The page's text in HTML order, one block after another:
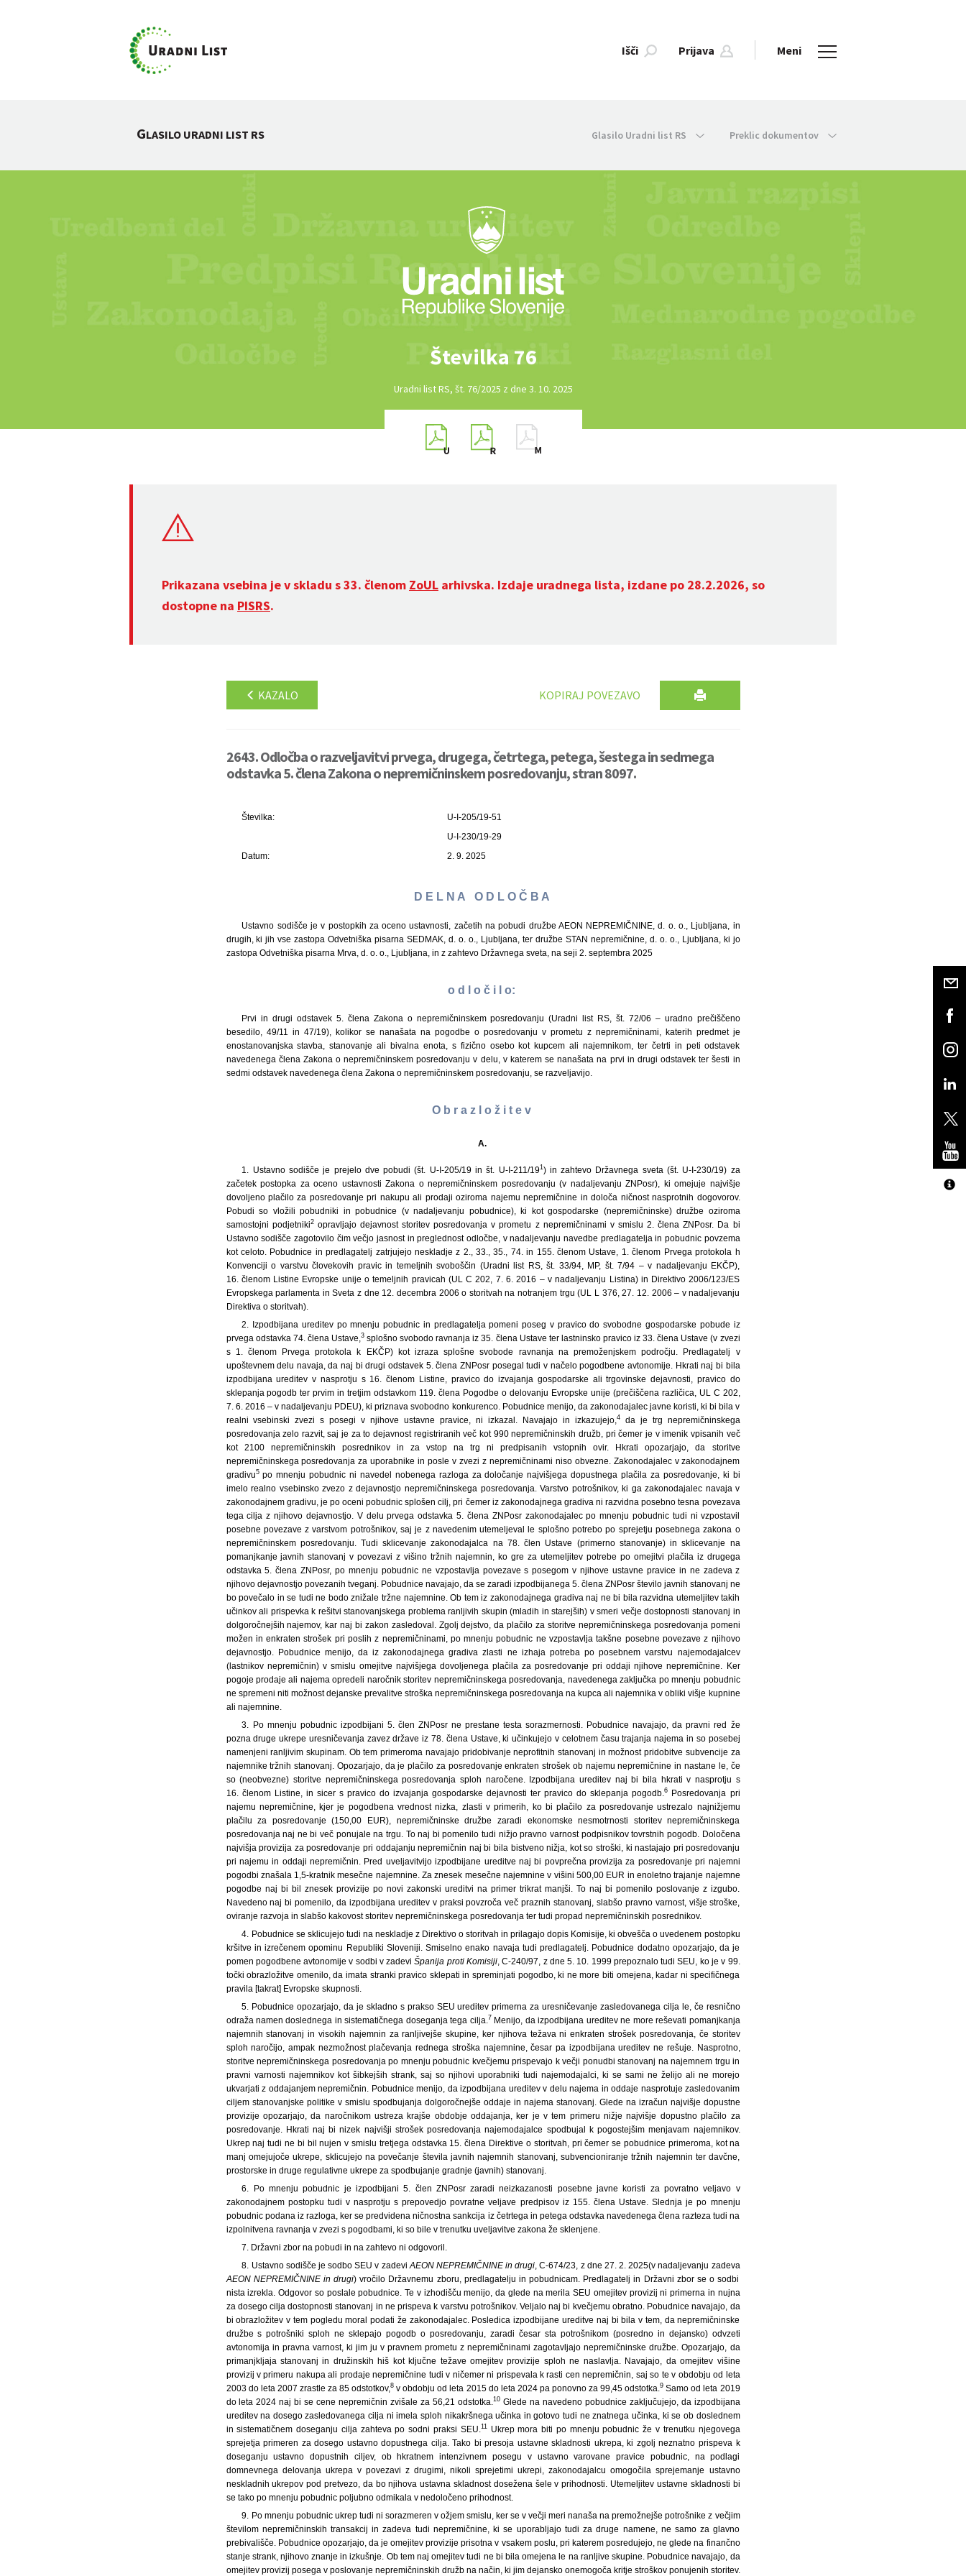
Išči Prijava Meni
GLASILO URADNI LIST RS Glasilo Uradni list RS Preklic dokumentov
Številka 76
Uradni list RS, št. 76/2025 z dne 3. 10. 2025
Prikazana vsebina je v skladu s 33. členom ZoUL arhivska. Izdaje uradnega lista, izdane po 28.2.2026, so
dostopne na PISRS.
KAZALO KOPIRAJ POVEZAVO
2643. Odločba o razveljavitvi prvega, drugega, četrtega, petega, šestega in sedmega
odstavka 5. člena Zakona o nepremičninskem posredovanju, stran 8097.
Številka:
U-I-205/19-51
U-I-230/19-29
Datum:
2. 9. 2025
D E L N A O D L O Č B A
Ustavno sodišče je v postopkih za oceno ustavnosti, začetih na pobudi družbe AEON NEPREMIČNINE, d. o. o., Ljubljana, in
drugih, ki jih vse zastopa Odvetniška pisarna SEDMAK, d. o. o., Ljubljana, ter družbe STAN nepremičnine, d. o. o., Ljubljana, ki jo
zastopa Odvetniška pisarna Mrva, d. o. o., Ljubljana, in z zahtevo Državnega sveta, na seji 2. septembra 2025
o d l o č i l o:
Prvi in drugi odstavek 5. člena Zakona o nepremičninskem posredovanju (Uradni list RS, št. 72/06 – uradno prečiščeno
besedilo, 49/11 in 47/19), kolikor se nanašata na pogodbe o posredovanju v prometu z nepremičninami, katerih predmet je
enostanovanjska stavba, stanovanje ali bivalna enota, s fizično osebo kot kupcem ali najemnikom, ter četrti in peti odstavek
navedenega člena Zakona o nepremičninskem posredovanju v delu, v katerem se nanašata na prvi in drugi odstavek ter šesti in
sedmi odstavek navedenega člena Zakona o nepremičninskem posredovanju, se razveljavijo.
O b r a z l o ž i t e v
A.
1. Ustavno sodišče je prejelo dve pobudi (št. U-I-205/19 in št. U-I-211/191) in zahtevo Državnega sveta (št. U-I-230/19) za
začetek postopka za oceno ustavnosti Zakona o nepremičninskem posredovanju (v nadaljevanju ZNPosr), ki omejuje najvišje
dovoljeno plačilo za posredovanje pri nakupu ali prodaji oziroma najemu nepremičnine in določa ničnost nasprotnih dogovorov.
Pobudi so vložili pobudniki in pobudnice (v nadaljevanju pobudnice), ki kot gospodarske (nepremičninske) družbe oziroma
samostojni podjetniki2opravljajo dejavnost storitev posredovanja v prometu z nepremičninami v smislu 2. člena ZNPosr. Da bi
Ustavno sodišče zagotovilo čim večjo jasnost in preglednost odločbe, v nadaljevanju navedbe predlagatelja in pobudnic povzema
kot celoto. Pobudnice in predlagatelj zatrjujejo neskladje z 2., 33., 35., 74. in 155. členom Ustave, 1. členom Prvega protokola h
Konvenciji o varstvu človekovih pravic in temeljnih svoboščin (Uradni list RS, št. 33/94, MP, št. 7/94 – v nadaljevanju EKČP),
16. členom Listine Evropske unije o temeljnih pravicah (UL C 202, 7. 6. 2016 – v nadaljevanju Listina) in Direktivo 2006/123/ES
Evropskega parlamenta in Sveta z dne 12. decembra 2006 o storitvah na notranjem trgu (UL L 376, 27. 12. 2006 – v nadaljevanju
Direktiva o storitvah).
2. Izpodbijana ureditev po mnenju pobudnic in predlagatelja pomeni poseg v pravico do svobodne gospodarske pobude iz
prvega odstavka 74. člena Ustave, 3splošno svobodo ravnanja iz 35. člena Ustave ter lastninsko pravico iz 33. člena Ustave (v zvezi
s 1. členom Prvega protokola k EKČP) kot izraza splošne svobode ravnanja na premoženjskem področju. Predlagatelj v
upoštevnem delu navaja, da naj bi drugi odstavek 5. člena ZNPosr posegal tudi v načelo pogodbene avtonomije. Hkrati naj bi bila
izpodbijana ureditev v nasprotju s 16. členom Listine, pravico do izvajanja gospodarske ali trgovinske dejavnosti, pravico do
sklepanja pogodb ter prvim in tretjim odstavkom 119. člena Pogodbe o delovanju Evropske unije (prečiščena različica, UL C 202,
7. 6. 2016 – v nadaljevanju PDEU), ki priznava svobodno konkurenco. Pobudnice menijo, da zakonodajalec javne koristi, ki bi bila v
realni vsebinski zvezi s posegi v njihove ustavne pravice, ni izkazal. Navajajo in izkazujejo, 4da je trg nepremičninskega
posredovanja zelo razvit, saj je za to dejavnost registriranih več kot 990 nepremičninskih družb, pri čemer je v imenik vpisanih več
kot 2100 nepremičninskih posrednikov in za vstop na trg ni predpisanih vstopnih ovir. Hkrati opozarjajo, da storitve
nepremičninskega posredovanja za uporabnike in posle v zvezi z nepremičninami niso obvezne. Zakonodajalec v zakonodajnem
gradivu5po mnenju pobudnic ni navedel nobenega razloga za določanje najvišjega dopustnega plačila za posredovanje, ki bi
imelo realno vsebinsko zvezo z dejavnostjo nepremičninskega posredovanja. Varstvo potrošnikov, ki ga zakonodajalec navaja v
zakonodajnem gradivu, je po oceni pobudnic splošen cilj, pri čemer iz zakonodajnega gradiva ni razvidna posebno tesna povezava
tega cilja z njihovo dejavnostjo. V delu prvega odstavka 5. člena ZNPosr zakonodajalec po mnenju pobudnic tudi ni vzpostavil
posebne povezave z varstvom potrošnikov, saj je z navedenim utemeljeval le splošno potrebo po sprejetju posebnega zakona o
nepremičninskem posredovanju. Tudi sklicevanje zakonodajalca na 78. člen Ustave (primerno stanovanje) in sklicevanje na
pomanjkanje javnih stanovanj v povezavi z višino tržnih najemnin, ko gre za utemeljitev potrebe po omejitvi plačila iz drugega
odstavka 5. člena ZNPosr, po mnenju pobudnic ne vzpostavlja povezave s posegom v njihove ustavne pravice in ne zadeva z
njihovo dejavnostjo povezanih tveganj. Pobudnice navajajo, da se zaradi izpodbijanega 5. člena ZNPosr število javnih stanovanj ne
bo povečalo in se tudi ne bodo znižale tržne najemnine. Ob tem iz zakonodajnega gradiva naj ne bi bila razvidna utemeljitev takih
učinkov ali prispevka k rešitvi stanovanjskega problema ranljivih skupin (mladih in starejših) v smeri večje dostopnosti stanovanj in
dolgoročnejših najemov, kar naj bi zakon zasledoval. Zgolj dejstvo, da plačilo za storitve nepremičninskega posredovanja pomeni
možen in enkraten strošek pri poslih z nepremičninami, po mnenju pobudnic ne vzpostavlja takšne posebne povezave z njihovo
dejavnostjo. Pobudnice menijo, da iz zakonodajnega gradiva zlasti ne izhaja potreba po posebnem varstvu najemodajalcev
(lastnikov nepremičnin) v smislu omejitve najvišjega dovoljenega plačila za posredovanje pri oddaji njihove nepremičnine. Ker
pogoje prodaje ali najema opredeli naročnik storitev nepremičninskega posredovanja, navedenega zaključka po mnenju pobudnic
ne spremeni niti možnost dejanske prevalitve stroška nepremičninskega posredovanja na kupca ali najemnika v obliki višje kupnine
ali najemnine.
3. Po mnenju pobudnic izpodbijani 5. člen ZNPosr ne prestane testa sorazmernosti. Pobudnice navajajo, da pravni red že
pozna druge ukrepe uresničevanja zavez države iz 78. člena Ustave, ki učinkujejo v celotnem času trajanja najema in so posebej
namenjeni ranljivim skupinam. Ob tem primeroma navajajo pridobivanje neprofitnih stanovanj in možnost pridobitve subvencije za
najemnike tržnih stanovanj. Opozarjajo, da je plačilo za posredovanje enkraten strošek ob najemu nepremičnine in nastane le, če
so (neobvezne) storitve nepremičninskega posredovanja sploh naročene. Izpodbijana ureditev naj bi bila hkrati v nasprotju s
16. členom Listine, in sicer s pravico do izvajanja gospodarske dejavnosti ter pravico do sklepanja pogodb.6 Posredovanja pri
najemu nepremičnine, kjer je pogodbena vrednost nizka, zlasti v primerih, ko bi plačilo za posredovanje ustrezalo najnižjemu
plačilu za posredovanje (150,00 EUR), nepremičninske družbe zaradi ekonomske nesmotrnosti storitev nepremičninskega
posredovanja naj ne bi več ponujale na trgu. To naj bi pomenilo tudi nižjo pravno varnost podpisnikov tovrstnih pogodb. Določena
najvišja provizija za posredovanje pri oddajanju nepremičnin naj bi bila bistveno nižja, kot so stroški, ki nastajajo pri posredovanju
pri najemu in oddaji nepremičnin. Pred uveljavitvijo izpodbijane ureditve naj bi povprečna provizija za posredovanje pri najemni
pogodbi znašala 1,5-kratnik mesečne najemnine. Za znesek mesečne najemnine v višini 500,00 EUR in enoletno trajanje najemne
pogodbe naj bi bil znesek provizije po novi zakonski ureditvi na primer trikrat manjši. To naj bi pomenilo poslovanje z izgubo.
Navedeno naj bi pomenilo, da izpodbijana ureditev v praksi povzroča več praznih stanovanj, slabšo pravno varnost, višje stroške,
oviranje razvoja in slabšo kakovost storitev nepremičninskega posredovanja ter tudi propad nepremičninskih posrednikov.
4. Pobudnice se sklicujejo tudi na neskladje z Direktivo o storitvah in prilagajo dopis Komisije, ki obvešča o uvedenem postopku
kršitve in izrečenem opominu Republiki Sloveniji. Smiselno enako navaja tudi predlagatelj. Pobudnice dodatno opozarjajo, da je
pomen pogodbene avtonomije v sodbi v zadeviŠpanija proti Komisiji, C-240/97, z dne 5. 10. 1999 prepoznalo tudi SEU, ko je v 99.
točki obrazložitve omenilo, da imata stranki pravico sklepati in spreminjati pogodbo, ki ne more biti omejena, kadar ni specifičnega
pravila [takrat] Evropske skupnosti.
5. Pobudnice opozarjajo, da je skladno s prakso SEU ureditev primerna za uresničevanje zasledovanega cilja le, če resnično
odraža namen doslednega in sistematičnega doseganja tega cilja. 7 Menijo, da izpodbijana ureditev ne more reševati pomanjkanja
najemnih stanovanj in visokih najemnin za ranljivejše skupine, ker njihova težava ni enkraten strošek posredovanja, če storitev
sploh naročijo, ampak nezmožnost plačevanja rednega stroška najemnine, česar pa izpodbijana ureditev ne rešuje. Nasprotno,
storitve nepremičninskega posredovanja po mnenju pobudnic kvečjemu prispevajo k večji ponudbi stanovanj na najemnem trgu in
pravni varnosti najemnikov kot šibkejših strank, saj so njihovi uporabniki tudi najemodajalci, ki se sami ne želijo ali ne morejo
ukvarjati z oddajanjem nepremičnin. Pobudnice menijo, da izpodbijana ureditev v delu najema in oddaje nasprotuje zasledovanim
ciljem stanovanjske politike v smislu spodbujanja dolgoročnejše oddaje in najema stanovanj. Glede na izračun najvišje dopustne
provizije opozarjajo, da naročnikom ustreza krajše obdobje oddajanja, ker je v tem primeru nižje najvišje dopustno plačilo za
posredovanje. Hkrati naj bi nizek najvišji strošek posredovanja najemodajalce spodbujal k pogostejšim menjavam najemnikov.
Ukrep naj tudi ne bi bil nujen v smislu tretjega odstavka 15. člena Direktive o storitvah, pri čemer se pobudnice primeroma, kot na
manj omejujoče ukrepe, sklicujejo na povečanje števila javnih najemnih stanovanj, subvencioniranje tržnih najemnin ter davčne,
prostorske in druge regulativne ukrepe za spodbujanje gradnje (javnih) stanovanj.
6. Po mnenju pobudnic je izpodbijani 5. člen ZNPosr zaradi neizkazanosti posebne javne koristi za povratno veljavo v
zakonodajnem postopku tudi v nasprotju s prepovedjo povratne veljave predpisov iz 155. člena Ustave. Slednja je po mnenju
pobudnic podana iz razloga, ker se predvidena ničnostna sankcija iz četrtega in petega odstavka navedenega člena razteza tudi na
izpolnitvena ravnanja v zvezi s pogodbami, ki so bile v trenutku uveljavitve zakona že sklenjene.
7. Državni zbor na pobudi in na zahtevo ni odgovoril.
8. Ustavno sodišče je sodbo SEU v zadevi AEON NEPREMIČNINE in drugi , C-674/23, z dne 27. 2. 2025(v nadaljevanju zadeva
AEON NEPREMIČNINE in drugi) vročilo Državnemu zboru, predlagatelju in pobudnicam. Predlagatelj in Državni zbor se o sodbi
nista izrekla. Odgovor so poslale pobudnice. Te v izhodišču menijo, da glede na merila SEU omejitev provizij ni primerna in nujna
za dosego cilja dostopnosti stanovanj in ne prispeva k varstvu potrošnikov. Veljalo naj bi kvečjemu obratno. Pobudnice navajajo, da
bi obrazložitev v tem pogledu moral podati že zakonodajalec. Posledica izpodbijane ureditve naj bi bila v tem, da nepremičninske
družbe s potrošniki sploh ne sklepajo pogodb o posredovanju, zaradi česar sta potrošnikom (posredno in dejansko) odvzeti
avtonomija in pravna varnost, ki jim ju v pravnem prometu z nepremičninami zagotavljajo nepremičninske družbe. Opozarjajo, da
primanjkljaja stanovanj in družinskih hiš kot ključne težave omejitev provizije sploh ne naslavlja. Navajajo, da omejitev višine
provizij v primeru nakupa ali prodaje nepremičnine tudi v ničemer ni prispevala k rasti cen nepremičnin, saj so te v obdobju od leta
2003 do leta 2007 zrastle za 85 odstotkov,8 v obdobju od leta 2015 do leta 2024 pa ponovno za 99,45 odstotka.9 Samo od leta 2019
do leta 2024 naj bi se cene nepremičnin zvišale za 56,21 odstotka. 10Glede na navedeno pobudnice zaključujejo, da izpodbijana
ureditev na dosego zasledovanega cilja ni imela sploh nikakršnega učinka in gotovo tudi ne znatnega učinka, ki se ob doslednem
in sistematičnem doseganju cilja zahteva po sodni praksi SEU. 11Ukrep mora biti po mnenju pobudnic že v trenutku njegovega
sprejetja primeren za dosego ustavno dopustnega cilja. Tako bi presoja ustavne skladnosti ukrepa, ki zgolj neznatno prispeva k
doseganju ustavno dopustnih ciljev, ob hkratnem intenzivnem posegu v ustavno varovane pravice pobudnic, na podlagi
domnevnega delovanja ukrepa v povezavi z drugimi, nikoli sprejetimi ukrepi, zakonodajalcu omogočila sprejemanje ustavno
neskladnih ukrepov pod pretvezo, da bo njihova ustavna skladnost dosežena šele v prihodnosti. Utemeljitev ustavne skladnosti bi
se tako po mnenju pobudnic poljubno odmikala v nedoločeno prihodnost.
9. Po mnenju pobudnic ukrep tudi ni sorazmeren v ožjem smislu, ker se v večji meri nanaša na premožnejše potrošnike z večjim
številom nepremičninskih transakcij in zadeva tudi nepremičnine, ki se uporabljajo tudi za druge namene, ne samo za glavno
prebivališče. Pobudnice opozarjajo, da je omejitev provizije prisotna v vsakem poslu, pri katerem posredujejo, ne glede na finančno
stanje strank, njihovo znanje in izkušnje. Ob tem naj omejitev tudi ne bi bila omejena le na ranljive skupine. Pobudnice navajajo, da
omejitev provizij posega v poslovanje nepremičninskih družb na način, ki jim dejansko onemogoča kritje stroškov ponujenih storitev.